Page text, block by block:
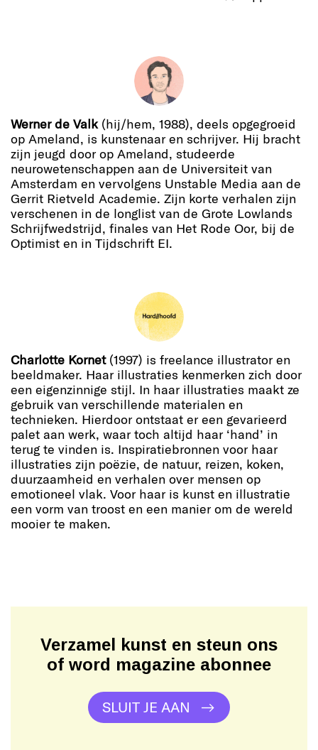
Werner de Valk(hij/hem, 1988), deels opgegroeid
op Ameland, is kunstenaar en schrijver. Hij bracht
zijn jeugd door op Ameland, studeerde
neurowetenschappen aan de Universiteit van
Amsterdam en vervolgens Unstable Media aan de
Gerrit Rietveld Academie. Zijn korte verhalen zijn
verschenen in de longlist van de Grote Lowlands
Schrijfwedstrijd, finales van Het Rode Oor, bij de
Optimist en in Tijdschrift EI.
Charlotte Kornet(1997) is freelance illustrator en
beeldmaker. Haar illustraties kenmerken zich door
een eigenzinnige stijl. In haar illustraties maakt ze
gebruik van verschillende materialen en
technieken. Hierdoor ontstaat er een gevarieerd
palet aan werk, waar toch altijd haar ‘hand’ in
terug te vinden is. Inspiratiebronnen voor haar
illustraties zijn poëzie, de natuur, reizen, koken,
duurzaamheid en verhalen over mensen op
emotioneel vlak. Voor haar is kunst en illustratie
een vorm van troost en een manier om de wereld
mooier te maken.
Verzamel kunst en steun ons
of word magazine abonnee
SLUIT JE AAN